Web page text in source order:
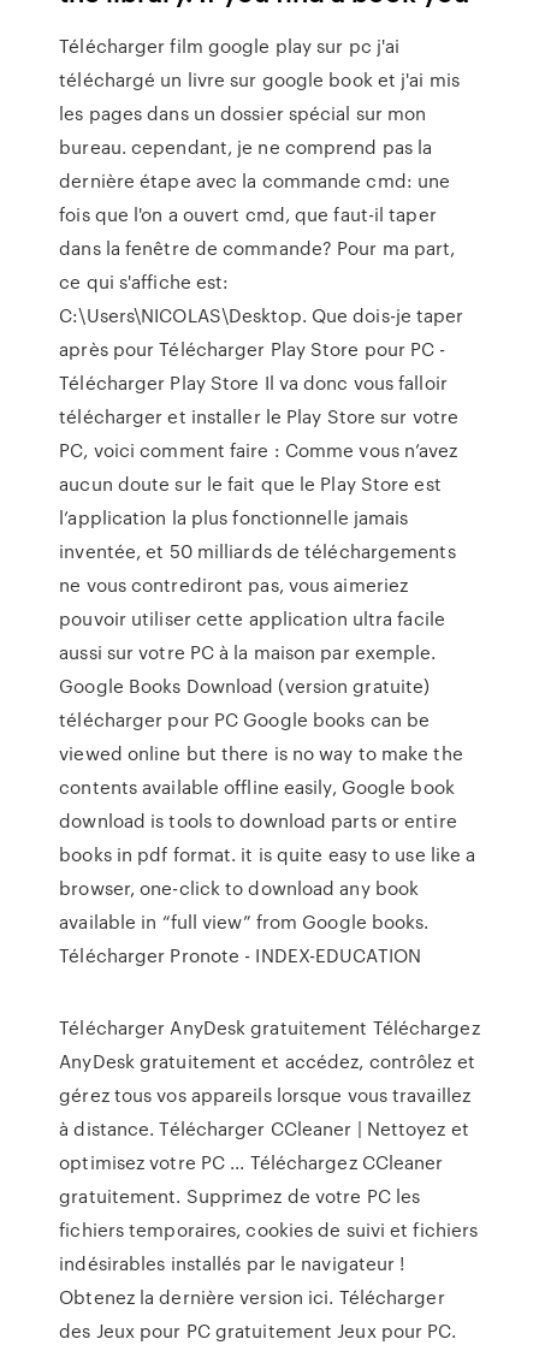
Télécharger film google play sur pc j'ai
téléchargé un livre sur google book et j'ai mis
les pages dans un dossier spécial sur mon
bureau. cependant, je ne comprend pas la
dernière étape avec la commande cmd: une
fois que l'on a ouvert cmd, que faut-il taper
dans la fenêtre de commande? Pour ma part,
ce qui s'affiche est:
C:\Users\NICOLAS\Desktop. Que dois-je taper
après pour Télécharger Play Store pour PC -
Télécharger Play Store Il va donc vous falloir
télécharger et installer le Play Store sur votre
PC, voici comment faire : Comme vous n’avez
aucun doute sur le fait que le Play Store est
l’application la plus fonctionnelle jamais
inventée, et 50 milliards de téléchargements
ne vous contrediront pas, vous aimeriez
pouvoir utiliser cette application ultra facile
aussi sur votre PC à la maison par exemple.
Google Books Download (version gratuite)
télécharger pour PC Google books can be
viewed online but there is no way to make the
contents available offline easily, Google book
download is tools to download parts or entire
books in pdf format. it is quite easy to use like a
browser, one-click to download any book
available in “full view” from Google books.
Télécharger Pronote - INDEX-EDUCATION
Télécharger AnyDesk gratuitement Téléchargez
AnyDesk gratuitement et accédez, contrôlez et
gérez tous vos appareils lorsque vous travaillez
à distance. Télécharger CCleaner | Nettoyez et
optimisez votre PC ... Téléchargez CCleaner
gratuitement. Supprimez de votre PC les
fichiers temporaires, cookies de suivi et fichiers
indésirables installés par le navigateur !
Obtenez la dernière version ici. Télécharger
des Jeux pour PC gratuitement Jeux pour PC.